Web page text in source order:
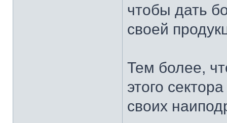
чтобы дать
своей
Тем более,
этого
своих